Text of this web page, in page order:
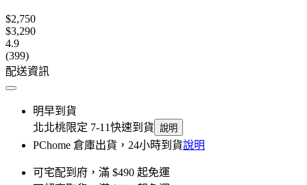
$2,750
$3,290
4.9
(399)
配送資訊
明早到貨
北北桃限定 7-11快速到貨 說明
PChome 倉庫出貨，24小時到貨說明
可宅配到府，滿 $490 起免運